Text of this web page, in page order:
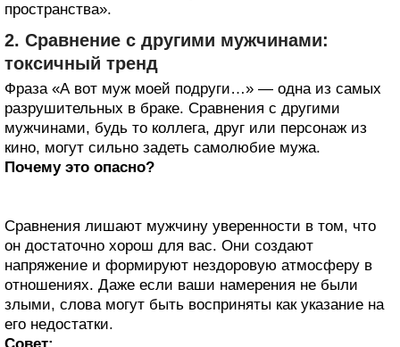
пространства».
2. Сравнение с другими мужчинами:
токсичный тренд
Фраза «А вот муж моей подруги…» — одна из самых
разрушительных в браке. Сравнения с другими
мужчинами, будь то коллега, друг или персонаж из
кино, могут сильно задеть самолюбие мужа.
Почему это опасно?
Сравнения лишают мужчину уверенности в том, что
он достаточно хорош для вас. Они создают
напряжение и формируют нездоровую атмосферу в
отношениях. Даже если ваши намерения не были
злыми, слова могут быть восприняты как указание на
его недостатки.